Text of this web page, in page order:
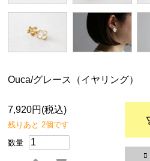
Ouca/グレース（イヤリング）
7,920円(税込)
残りあと 2個です
数量